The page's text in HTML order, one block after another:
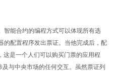
智能合约的编程方式可以体现所有选
的配置程序发出票证。当他完成后，配
是一个人们可以购买门票的应用程
与中央市场的任何交互。虽然票证列